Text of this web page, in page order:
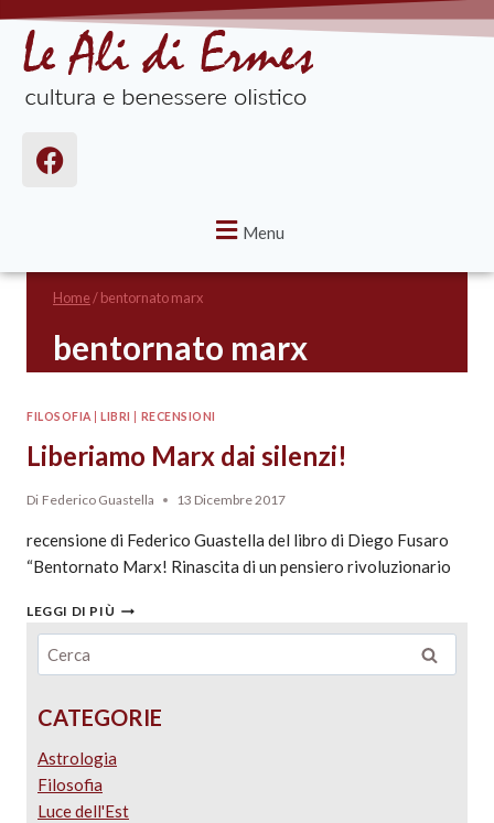
Menu
Home/bentornato marx
bentornato marx
FILOSOFIA |LIBRI RECENSIONI
Liberiamo Marx dai silenzi!
Di Federico Guastella 13 Dicembre 2017
recensione di Federico Guastella del libro di Diego Fusaro
“Bentornato Marx! Rinascita di un pensiero rivoluzionario
LEGGI DI PIÙ
CATEGORIE
Astrologia
Filosofia
Luce dell'Est